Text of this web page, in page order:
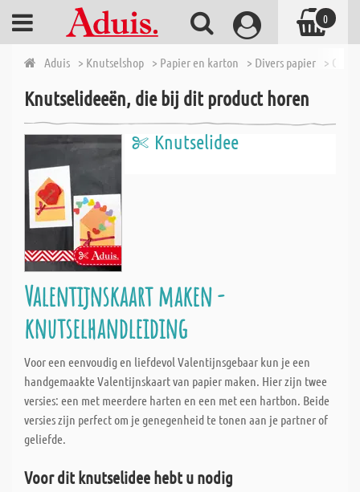
Aduis > Knutselshop > Papier en karton > Divers papier >
Knutselideeën, die bij dit product horen
Knutselidee
Valentijnskaart maken -
knutselhandleiding
Voor een eenvoudig en liefdevol Valentijnsgebaar kun je een
handgemaakte Valentijnskaart van papier maken. Hier zijn twee
versies: een met meerdere harten en een met een hartbon. Beide
versies zijn perfect om je genegenheid te tonen aan je partner of
geliefde.
Voor dit knutselidee hebt u nodig
0